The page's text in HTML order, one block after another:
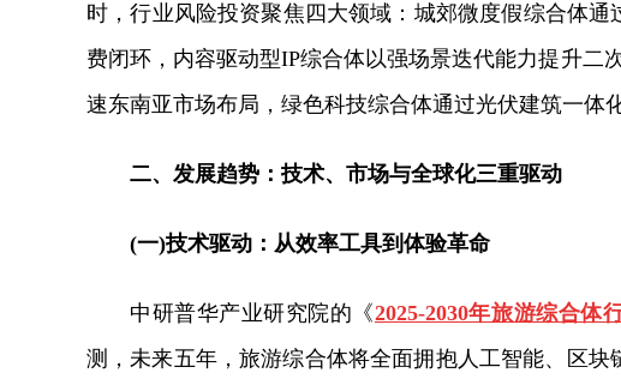
时，行业风险投资聚焦四大领域：城郊微度假综合体
费闭环，内容驱动型IP综合体以强场景迭代能力提升二
速东南亚市场布局，绿色科技综合体通过光伏建筑一体
二、发展趋势：技术、市场与全球化三重驱动
(一)技术驱动：从效率工具到体验革命
中研普华产业研究院的《2025-2030年旅游综合体
测，未来五年，旅游综合体将全面拥抱人工智能、区